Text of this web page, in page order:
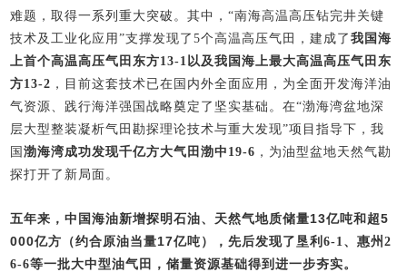
难题，取得一系列重大突破。其中，“南海高温高压钻完井关键
技术及工业化应用”支撑发现了5个高温高压气田，建成了我国海
上首个高温高压气田东方13-1以及我国海上最大高温高压气田东
方13-2 ，目前这套技术已在国内外全面应用，为全面开发海洋油
气资源、践行海洋强国战略奠定了坚实基础。在“渤海湾盆地深
层大型整装凝析气田勘探理论技术与重大发现”项目指导下，我
国渤海湾成功发现千亿方大气田渤中19-6 ，为油型盆地天然气勘
探打开了新局面。
五年来，中国海油新增探明石油、天然气地质储量13亿吨和超5
000亿方（约合原油当量17亿吨）
，先后发现了垦利6-1、惠州2
6-6等一批大中型油气田，储量资源基础得到进一步夯实。